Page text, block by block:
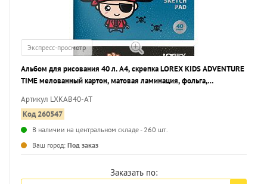
Экспресс-просмотр
Альбом для рисования 40 л. А4, скрепка LOREX KIDS ADVENTURE
TIME мелованный картон, матовая ламинация, фольга,
Артикул LXKAB40-AT
Код 260547
В наличии на центральном складе - 260 шт.
Ваш город: Под заказ
Заказать по: